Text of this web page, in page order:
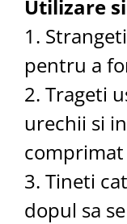
Utilizare
1.
pentru a
2. Trageti
urechii si
3. Tineti
dopul sa